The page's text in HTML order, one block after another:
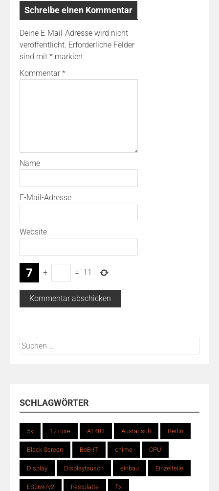
Schreibe einen Kommentar
Deine E-Mail-Adresse wird nicht
veröffentlicht. Erforderliche Felder
sind mit * markiert
Kommentar *
Name
E-Mail-Adresse
Website
+ = 11
Suchen
nach:
SCHLAGWÖRTER
5k 12 core A1481 Austausch Berlin
Black Screen BoB-IT chime CPU
Display Displaytausch einbau Einzelteile
ES2697v2 Festplatte fix